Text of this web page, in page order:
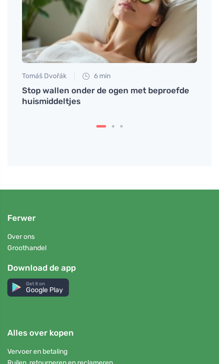
Tomáš Dvořák 6 min
Stop wallen onder de ogen met beproefde
huismiddeltjes
Ferwer
Over ons
Groothandel
Download de app
Get it on
Google Play
Alles over kopen
Vervoer en betaling